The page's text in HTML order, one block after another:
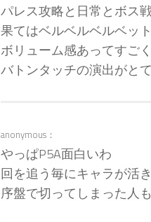
パレス攻略と日常とボス戦
果てはベルベルベルベッ
ボリューム感あってすご
バトンタッチの演出がと
anonymous：
やっぱP5A面白いわ
回を追う毎にキャラが活
序盤で切ってしまった人